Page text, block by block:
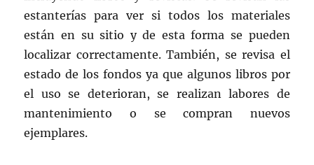
estanterías para ver si todos los materiales
están en su sitio y de esta forma se pueden
localizar correctamente. También, se revisa el
estado de los fondos ya que algunos libros por
el uso se deterioran, se realizan labores de
mantenimiento o se compran nuevos
ejemplares.